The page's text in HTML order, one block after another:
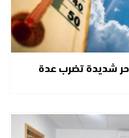
حر شديدة تضرب عدة